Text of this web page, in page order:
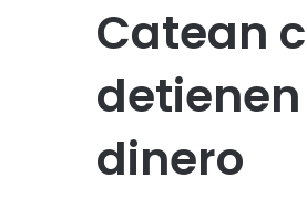
Catean
dinero